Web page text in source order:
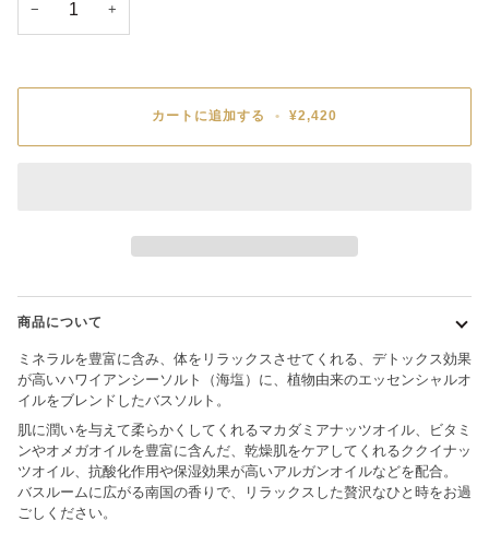
− +
カートに追加する • ¥2,420
商品について
ミネラルを豊富に含み、体をリラックスさせてくれる、デトックス効果
が高いハワイアンシーソルト（海塩）に、植物由来のエッセンシャルオ
イルをブレンドしたバスソルト。
肌に潤いを与えて柔らかくしてくれるマカダミアナッツオイル、ビタミ
ンやオメガオイルを豊富に含んだ、乾燥肌をケアしてくれるククイナッ
ツオイル、抗酸化作用や保湿効果が高いアルガンオイルなどを配合。
バスルームに広がる南国の香りで、リラックスした贅沢なひと時をお過
ごしください。